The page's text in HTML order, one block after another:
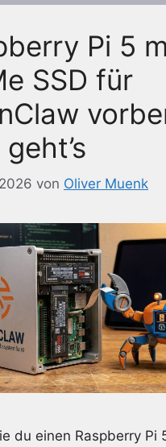
Pi 5
SSD für
von Oliver Muenk
du einen Raspberry Pi